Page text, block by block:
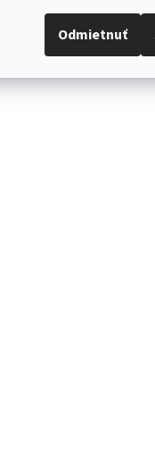
Odmietnuť